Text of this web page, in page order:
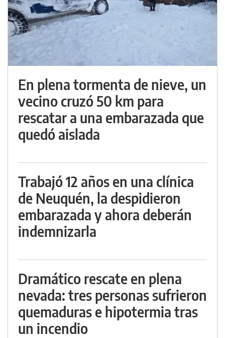
En plena tormenta de nieve, un
vecino cruzó 50 km para
rescatar a una embarazada que
quedó aislada
Trabajó 12 años en una clínica
de Neuquén, la despidieron
embarazada y ahora deberán
indemnizarla
Dramático rescate en plena
nevada: tres personas sufrieron
quemaduras e hipotermia tras
un incendio